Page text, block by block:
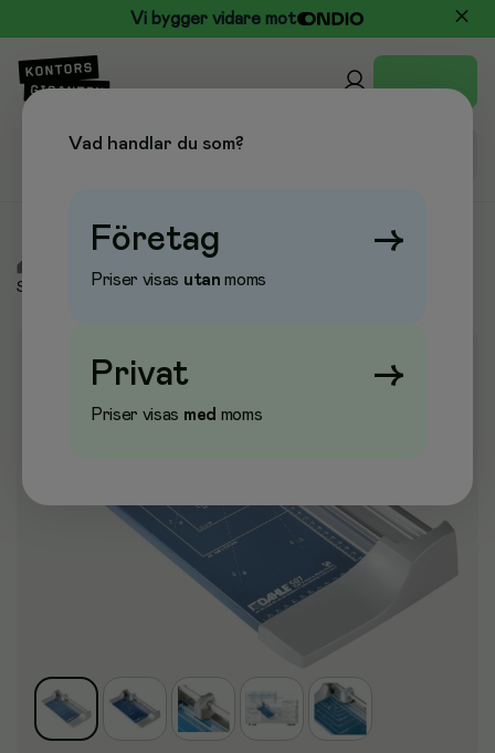
Vi bygger vidare mot
Skärmaskiner Dahle
Vad handlar du som?
Företag →
Priser visas utan moms
Privat →
Priser visas med moms